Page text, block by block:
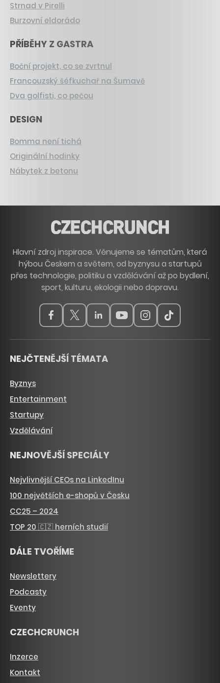
Strnad v Pirelli
Burzovní eldorádo
PŘÍBĚHY Z GASTRA
Boční projekt, co se zvrtnul
Francouzský šéfkuchař na Šumavě
Dva golfisti, co pečou
DESIGN
Bomma není tichá
Originální hodinky
Nábytek z betonu
Hlavní zdroj inspirace. Věnujeme se tématům, která
hýbou Českem a světem, od byznysu a startupů
přes technologie, politiku a vzdělávání až po bydlení,
sport, kulturu, ekologii nebo dopravu.
NEJČTENĚJŠÍ TÉMATA
Byznys
Entertainment
Startupy
Vzdělávání
NEJNOVĚJŠÍ SPECIÁLY
Nejvlivnější CEOs na LinkedInu
100 největších e-shopů v Česku
CC25 – 2024
TOP 20 🇨🇿 herních studií
DÁLE TVOŘÍME
Newslettery
Podcasty
Eventy
CZECHCRUNCH
Inzerce
Kontakt